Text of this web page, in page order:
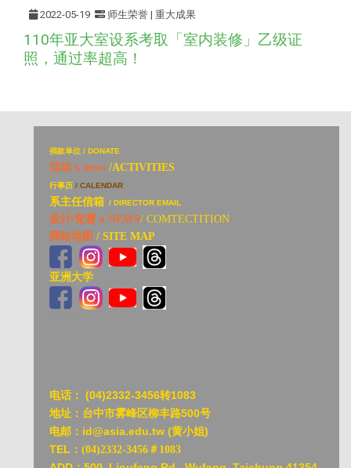
2022-05-19 师生荣誉 | 重大成果
110年亚大室设系考取「室内装修」乙级证
照，通过率超高！
捐款单位 / DONATE
活动 x news /ACTIVITIES
行事历 / CALENDAR
系主任信箱 / DIRECTOR EMAIL
设计/竞赛 x NEWS/ COMTECTITION
网站地图 / SITE MAP
亚洲大学
电话： (04)2332-3456转1083
地址：台中市雾峰区柳丰路500号
电邮：id@asia.edu.tw (黄小姐)
TEL： (04)2332-3456＃1083